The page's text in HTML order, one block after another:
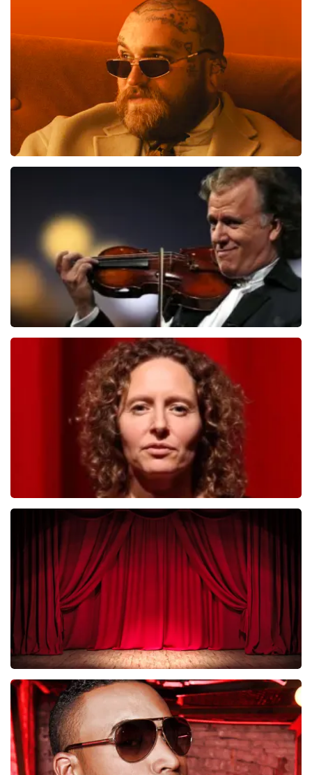
reviews
BEKIJKEN
BESTEL NU
Andre Rieu
laatste 30 minuten
BESTEL NU
Esther van der Voort
laatste 30 minuten
BESTEL NU
Job Knoester
247laatste 30 minuten
BESTEL NU